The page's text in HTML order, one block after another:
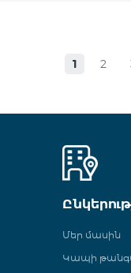
1 2
Մեր մասին
Կապի